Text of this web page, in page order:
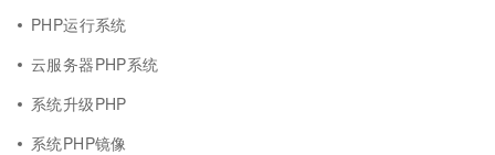
PHP运行系统
云服务器PHP系统
系统升级PHP
系统PHP镜像